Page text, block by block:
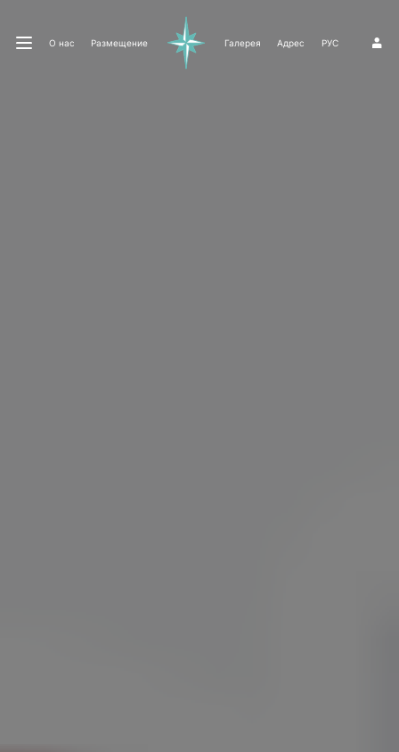
О нас Размещение Галерея Адрес РУС 1